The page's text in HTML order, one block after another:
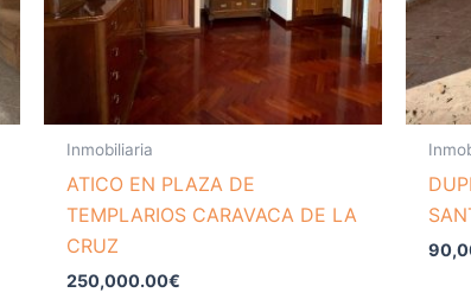
Inmobiliaria
ATICO EN PLAZA DE
TEMPLARIOS CARAVACA DE LA
CRUZ
250,000.00€